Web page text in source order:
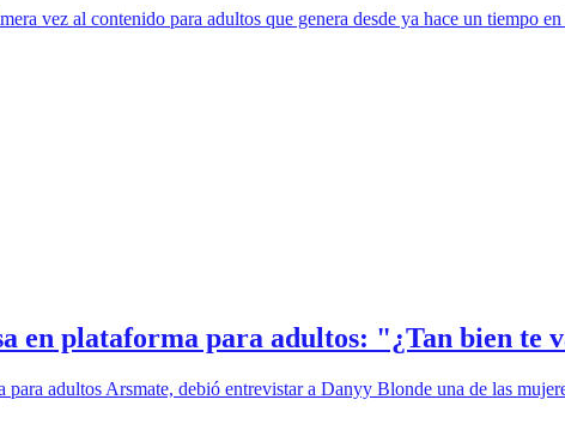
vez al contenido para adultos que genera desde ya hace un tiempo
en plataforma para adultos: "¿Tan bien te
adultos Arsmate, debió entrevistar a Danyy Blonde una de las